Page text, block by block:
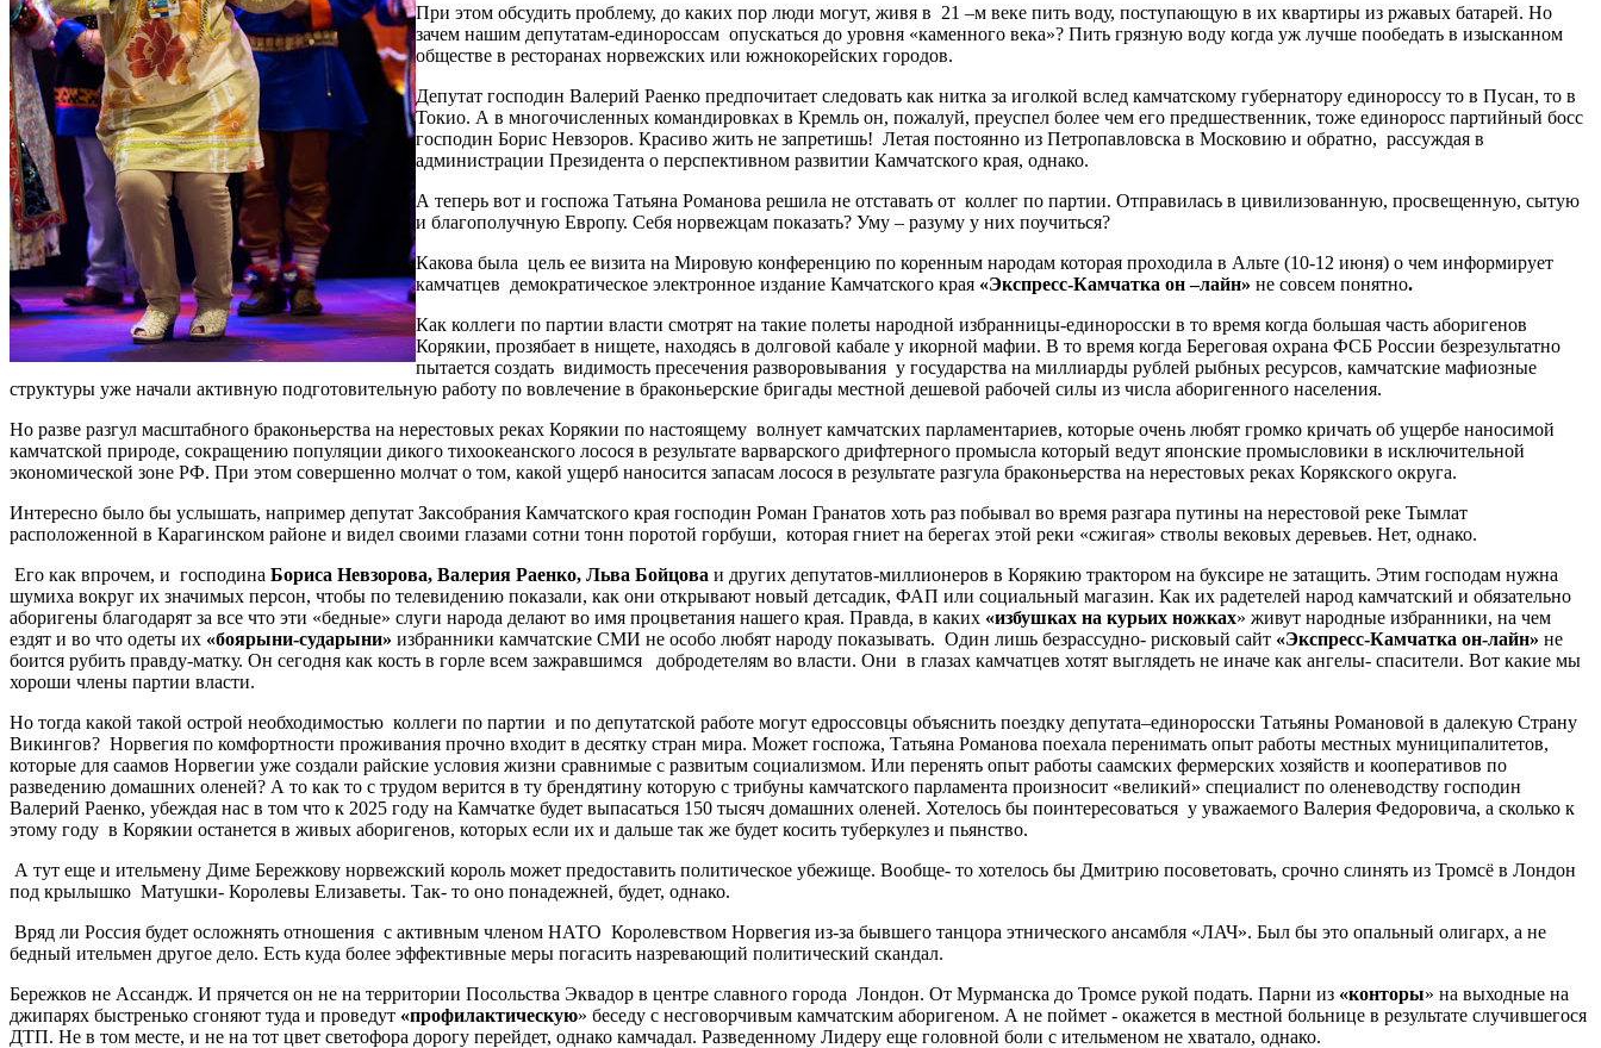
При этом обсудить проблему, до каких пор люди могут, живя в 21 –м веке пить воду, поступающую в их квартиры из ржавых батарей. Но
зачем нашим депутатам-единороссам опускаться до уровня «каменного века»? Пить грязную воду когда уж лучше пообедать в изысканном
обществе в ресторанах норвежских или южнокорейских городов.
Депутат господин Валерий Раенко предпочитает следовать как нитка за иголкой вслед камчатскому губернатору единороссу то в Пусан, то в
Токио. А в многочисленных командировках в Кремль он, пожалуй, преуспел более чем его предшественник, тоже единоросс партийный босс
господин Борис Невзоров. Красиво жить не запретишь! Летая постоянно из Петропавловска в Московию и обратно, рассуждая в
администрации Президента о перспективном развитии Камчатского края, однако.
А теперь вот и госпожа Татьяна Романова решила не отставать от коллег по партии. Отправилась в цивилизованную, просвещенную, сытую
и благополучную Европу. Себя норвежцам показать? Уму – разуму у них поучиться?
Какова была цель ее визита на Мировую конференцию по коренным народам которая проходила в Альте (10-12 июня) о чем информирует
камчатцев демократическое электронное издание Камчатского края «Экспресс-Камчатка он –лайн» не совсем понятно.
Как коллеги по партии власти смотрят на такие полеты народной избранницы-единоросски в то время когда большая часть аборигенов
Корякии, прозябает в нищете, находясь в долговой кабале у икорной мафии. В то время когда Береговая охрана ФСБ России безрезультатно
пытается создать видимость пресечения разворовывания у государства на миллиарды рублей рыбных ресурсов, камчатские мафиозные
структуры уже начали активную подготовительную работу по вовлечение в браконьерские бригады местной дешевой рабочей силы из числа аборигенного населения.
Но разве разгул масштабного браконьерства на нерестовых реках Корякии по настоящему волнует камчатских парламентариев, которые очень любят громко кричать об ущербе наносимой
камчатской природе, сокращению популяции дикого тихоокеанского лосося в результате варварского дрифтерного промысла который ведут японские промысловики в исключительной
экономической зоне РФ. При этом совершенно молчат о том, какой ущерб наносится запасам лосося в результате разгула браконьерства на нерестовых реках Корякского округа.
Интересно было бы услышать, например депутат Заксобрания Камчатского края господин Роман Гранатов хоть раз побывал во время разгара путины на нерестовой реке Тымлат
расположенной в Карагинском районе и видел своими глазами сотни тонн поротой горбуши, которая гниет на берегах этой реки «сжигая» стволы вековых деревьев. Нет, однако.
Его как впрочем, и господина Бориса Невзорова, Валерия Раенко, Льва Бойцова и других депутатов-миллионеров в Корякию трактором на буксире не затащить. Этим господам нужна
шумиха вокруг их значимых персон, чтобы по телевидению показали, как они открывают новый детсадик, ФАП или социальный магазин. Как их радетелей народ камчатский и обязательно
аборигены благодарят за все что эти «бедные» слуги народа делают во имя процветания нашего края. Правда, в каких «избушках на курьих ножках» живут народные избранники, на чем
ездят и во что одеты их «боярыни-сударыни» избранники камчатские СМИ не особо любят народу показывать. Один лишь безрассудно- рисковый сайт «Экспресс-Камчатка он-лайн» не
боится рубить правду-матку. Он сегодня как кость в горле всем зажравшимся добродетелям во власти. Они в глазах камчатцев хотят выглядеть не иначе как ангелы- спасители. Вот какие мы
хороши члены партии власти.
Но тогда какой такой острой необходимостью коллеги по партии и по депутатской работе могут едроссовцы объяснить поездку депутата–единоросски Татьяны Романовой в далекую Страну
Викингов? Норвегия по комфортности проживания прочно входит в десятку стран мира. Может госпожа, Татьяна Романова поехала перенимать опыт работы местных муниципалитетов,
которые для саамов Норвегии уже создали райские условия жизни сравнимые с развитым социализмом. Или перенять опыт работы саамских фермерских хозяйств и кооперативов по
разведению домашних оленей? А то как то с трудом верится в ту брендятину которую с трибуны камчатского парламента произносит «великий» специалист по оленеводству господин
Валерий Раенко, убеждая нас в том что к 2025 году на Камчатке будет выпасаться 150 тысяч домашних оленей. Хотелось бы поинтересоваться у уважаемого Валерия Федоровича, а сколько к
этому году в Корякии останется в живых аборигенов, которых если их и дальше так же будет косить туберкулез и пьянство.
А тут еще и ительмену Диме Бережкову норвежский король может предоставить политическое убежище. Вообще- то хотелось бы Дмитрию посоветовать, срочно слинять из Тромсё в Лондон
под крылышко Матушки- Королевы Елизаветы. Так- то оно понадежней, будет, однако.
Вряд ли Россия будет осложнять отношения с активным членом НАТО Королевством Норвегия из-за бывшего танцора этнического ансамбля «ЛАЧ». Был бы это опальный олигарх, а не
бедный ительмен другое дело. Есть куда более эффективные меры погасить назревающий политический скандал.
Бережков не Ассандж. И прячется он не на территории Посольства Эквадор в центре славного города Лондон. От Мурманска до Тромсе рукой подать. Парни из «конторы» на выходные на
джипарях быстренько сгоняют туда и проведут «профилактическую» беседу с несговорчивым камчатским аборигеном. А не поймет - окажется в местной больнице в результате случившегося
ДТП. Не в том месте, и не на тот цвет светофора дорогу перейдет, однако камчадал. Разведенному Лидеру еще головной боли с ительменом не хватало, однако.